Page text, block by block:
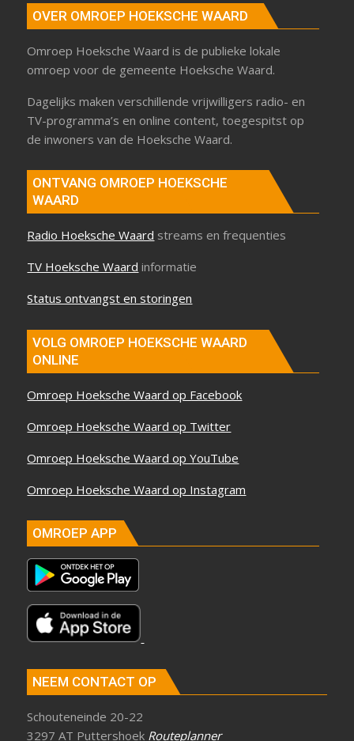
OVER OMROEP HOEKSCHE WAARD
Omroep Hoeksche Waard is de publieke lokale
omroep voor de gemeente Hoeksche Waard.
Dagelijks maken verschillende vrijwilligers radio- en
TV-programma’s en online content, toegespitst op
de inwoners van de Hoeksche Waard.
ONTVANG OMROEP HOEKSCHE
WAARD
Radio Hoeksche Waard streams en frequenties
TV Hoeksche Waard informatie
Status ontvangst en storingen
VOLG OMROEP HOEKSCHE WAARD
ONLINE
Omroep Hoeksche Waard op Facebook
Omroep Hoeksche Waard op Twitter
Omroep Hoeksche Waard op YouTube
Omroep Hoeksche Waard op Instagram
OMROEP APP
NEEM CONTACT OP
Schouteneinde 20-22
3297 AT Puttershoek Routeplanner